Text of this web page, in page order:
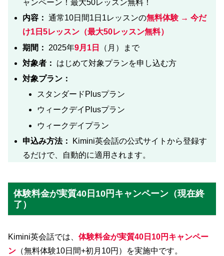
ャンペーン！最大50レッスン無料！
内容： 通常10日間1日1レッスンの無料体験 → 今だ
け1日5レッスン（最大50レッスン無料）
期間：
2025年9月1日
（月）まで
対象者：
はじめて対象プランを申し込む方
対象プラン：
スタンダードPlusプラン
ウィークデイPlusプラン
ウィークデイプラン
申込み方法：
Kimini英会話の公式サイトから登録す
るだけで、自動的に適用されます。
体験料金が実質40日10円キャンペーン（現在終
了）
Kimini英会話では、 体験料金が実質40日10円キャンペー
ン （無料体験10日間+初月10円）を実施中です。